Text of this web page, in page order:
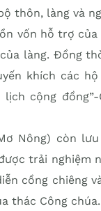
thôn, làng và
vốn hỗ trợ
làng. Đồng
khích các
cộng đồng”-
Nông) còn
trải nghiệm
cồng chiêng
thác Công chúa.